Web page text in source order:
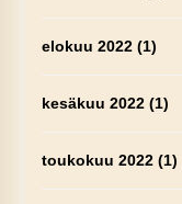
elokuu 2022(1)
kesäkuu 2022(1)
toukokuu 2022(1)